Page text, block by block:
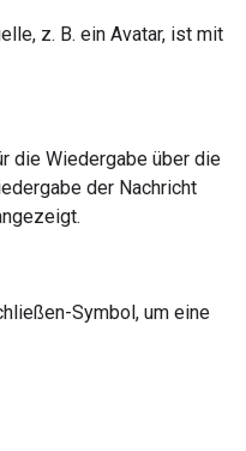
z. B. ein Avatar, ist mit
die Wiedergabe über die
der Nachricht
Symbol, um eine